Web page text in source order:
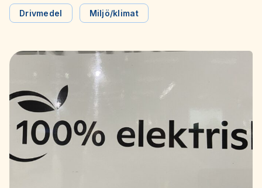
konkurrenskraft och försämrar kollektivtrafikens möjligheter
att konkurrera. Det skriver Svensk Kollektivtrafik i sitt
regeringens förslag.
Drivmedel Miljö/klimat